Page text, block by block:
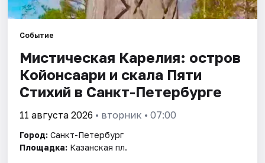
Событие
Мистическая Карелия: остров
Койонсаари и скала Пяти
Стихий в Санкт-Петербурге
11 августа 2026 • вторник • 07:00
Город: Санкт-Петербург
Площадка: Казанская пл.